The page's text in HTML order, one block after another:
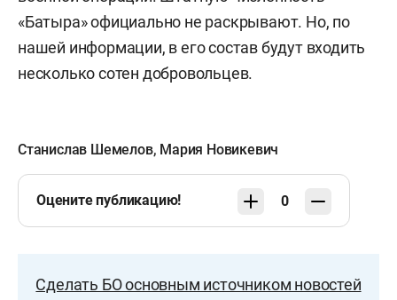
«Батыра» официально не раскрывают. Но, по
нашей информации, в его состав будут входить
несколько сотен добровольцев.
Станислав Шемелов, Мария Новикевич
Оцените публикацию! 0
Сделать БО основным источником новостей